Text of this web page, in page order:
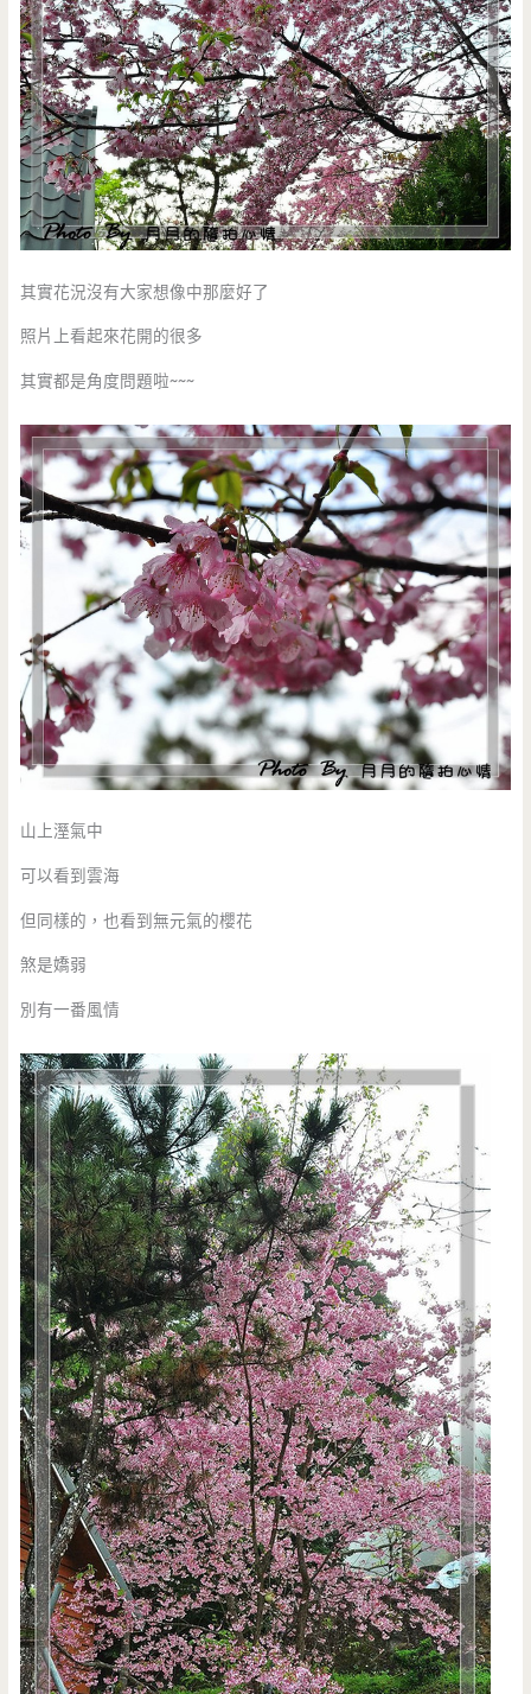
其實花況沒有大家想像中那麼好了
照片上看起來花開的很多
其實都是角度問題啦~~~
山上溼氣中
可以看到雲海
但同樣的，也看到無元氣的櫻花
煞是嬌弱
別有一番風情